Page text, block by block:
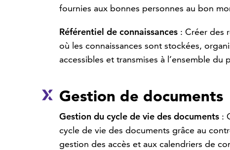
fournies aux bonnes personnes au bon
Référentiel de connaissances : Créer des
où les connaissances sont stockées,
accessibles et transmises à l’ensemble du
Gestion de documents
Gestion du cycle de vie des documents :
cycle de vie des documents grâce au
gestion des accès et aux calendriers de